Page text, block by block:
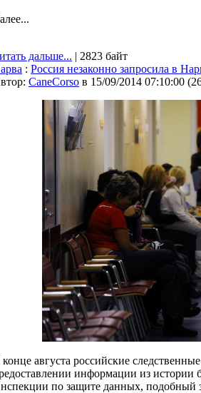
дальше... | 2823 байт
: Россия незаконно запросила в
CaneCorso в 15/09/2014 07:10:00 (
августа российские
информации из истории
по защите данных, подобный